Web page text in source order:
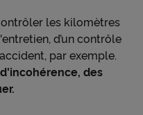
les kilomètres
d’un contrôle
par exemple.
des